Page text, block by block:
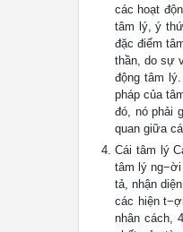
các hoạt
tâm lý, ý
đặc điểm
thần, do sự
động tâm
pháp của
đó, nó phải
quan giữa
Cái tâm lý
tâm lý
tả, nhận
các hiện
nhân cách,